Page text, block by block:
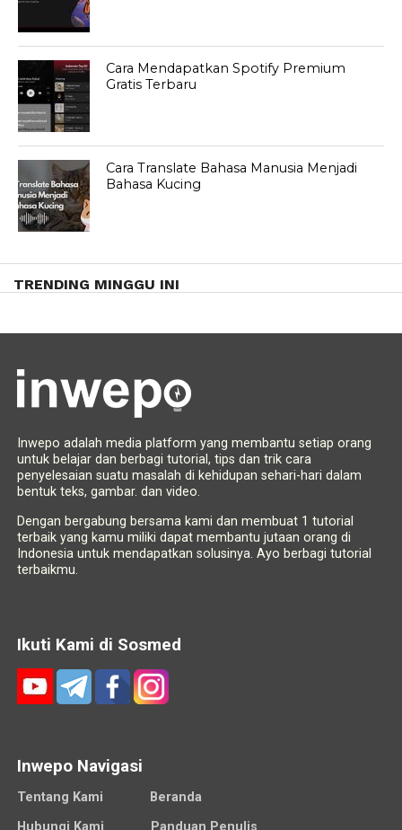
Cara Mendapatkan Spotify Premium
Gratis Terbaru
Cara Translate Bahasa Manusia Menjadi
Bahasa Kucing
TRENDING MINGGU INI
Inwepo adalah media platform yang membantu setiap orang
untuk belajar dan berbagi tutorial, tips dan trik cara
penyelesaian suatu masalah di kehidupan sehari-hari dalam
bentuk teks, gambar. dan video.
Dengan bergabung bersama kami dan membuat 1 tutorial
terbaik yang kamu miliki dapat membantu jutaan orang di
Indonesia untuk mendapatkan solusinya. Ayo berbagi tutorial
terbaikmu.
Ikuti Kami di Sosmed
Inwepo Navigasi
Tentang Kami
Beranda
Hubungi Kami
Panduan Penulis